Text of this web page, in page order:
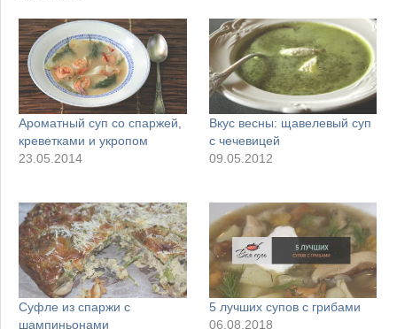
Ароматный суп со спаржей,
креветками и укропом
23.05.2014
Вкус весны: щавелевый суп
с чечевицей
09.05.2012
Суфле из спаржи с
шампиньонами
5 лучших супов с грибами
06.08.2018